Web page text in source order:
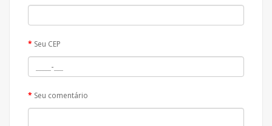
Seu CEP
Seu comentário